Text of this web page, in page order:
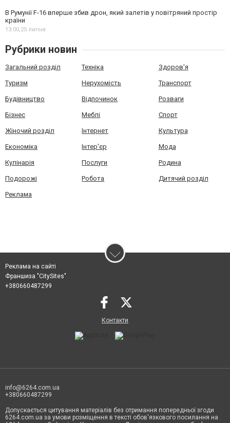
В Румунії F-16 вперше збив дрон, який залетів у повітряний простір
країни
13:00,25 липня
Рубрики новин
Загальний розділ Техніка Здоров'я
Туризм Нерухомість Транспорт
Будівництво Відпочинок Розваги
Бізнес Меблі Спорт
Жіночий розділ Інтернет Культура
Економіка Інтер'єр Мода
Кулінарія Послуги Родина
Подорожі Робота Дитячий розділ
Реклама
Реклама на сайті
Франшиза "CitySites"
+380660487299
Контакти
info@6264.com.ua
+380660487299
Допускається цитування матеріалів без отримання попередньої згоди
6264.com.ua за умови розміщення в тексті обов'язкового посилання на